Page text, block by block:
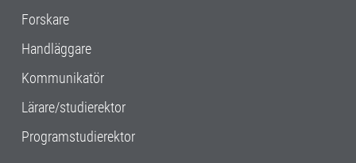
Forskare
Handläggare
Kommunikatör
Lärare/studierektor
Programstudierektor